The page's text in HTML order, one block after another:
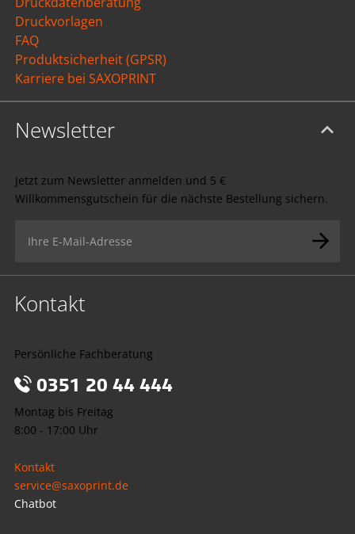
Druckvorlagen
FAQ
Produktsicherheit (GPSR)
Karriere bei SAXOPRINT
Newsletter
Jetzt zum Newsletter anmelden und 5 €
Willkommensgutschein für die nächste Bestellung sichern.
Kontakt
Persönliche Fachberatung
0351 20 44 444
Montag bis Freitag
8:00 - 17:00 Uhr
Kontakt
service@saxoprint.de
Chatbot